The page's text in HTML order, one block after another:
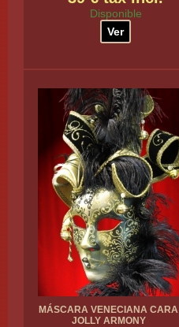
Disponible
Ver
MÁSCARA VENECIANA CARA
JOLLY ARMONY